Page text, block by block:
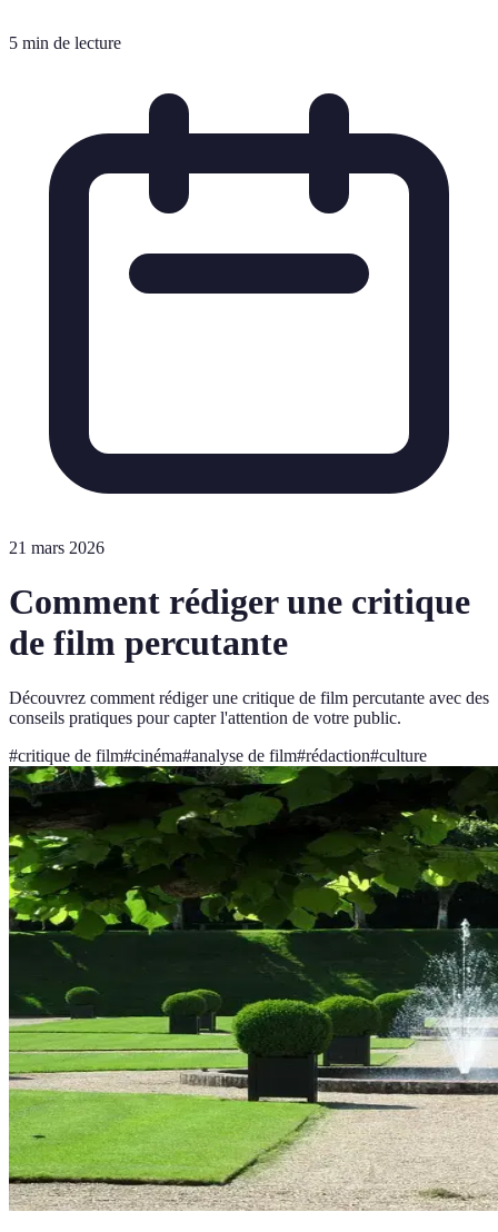
5 min de lecture
21 mars 2026
Comment rédiger une critique
de film percutante
Découvrez comment rédiger une critique de film percutante avec des
conseils pratiques pour capter l'attention de votre public.
#critique de film#cinéma#analyse de film#rédaction#culture